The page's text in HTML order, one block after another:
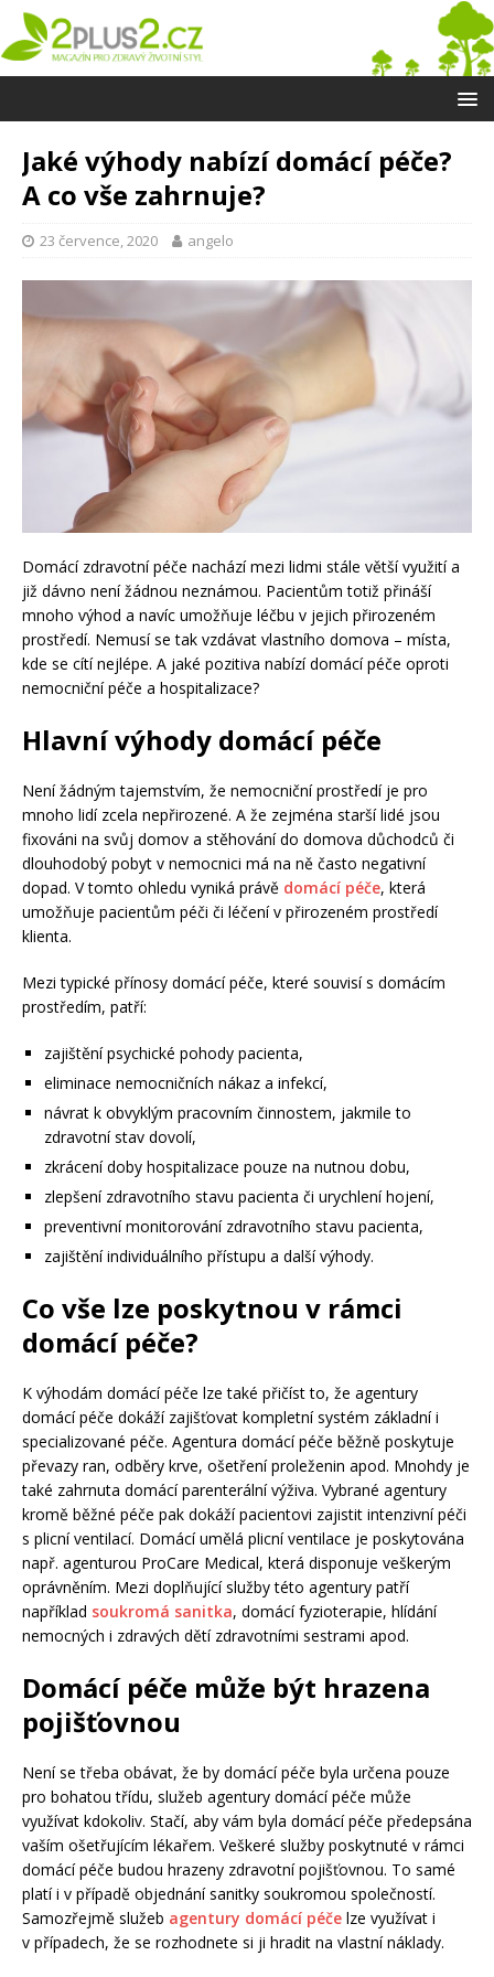
Jaké výhody nabízí domácí péče?
A co vše zahrnuje?
23 července, 2020 angelo
Domácí zdravotní péče nachází mezi lidmi stále větší využití a
již dávno není žádnou neznámou. Pacientům totiž přináší
mnoho výhod a navíc umožňuje léčbu v jejich přirozeném
prostředí. Nemusí se tak vzdávat vlastního domova – místa,
kde se cítí nejlépe. A jaké pozitiva nabízí domácí péče oproti
nemocniční péče a hospitalizace?
Hlavní výhody domácí péče
Není žádným tajemstvím, že nemocniční prostředí je pro
mnoho lidí zcela nepřirozené. A že zejména starší lidé jsou
fixováni na svůj domov a stěhování do domova důchodců či
dlouhodobý pobyt v nemocnici má na ně často negativní
dopad. V tomto ohledu vyniká právě domácí péče, která
umožňuje pacientům péči či léčení v přirozeném prostředí
klienta.
Mezi typické přínosy domácí péče, které souvisí s domácím
prostředím, patří:
zajištění psychické pohody pacienta,
eliminace nemocničních nákaz a infekcí,
návrat k obvyklým pracovním činnostem, jakmile to
zdravotní stav dovolí,
zkrácení doby hospitalizace pouze na nutnou dobu,
zlepšení zdravotního stavu pacienta či urychlení hojení,
preventivní monitorování zdravotního stavu pacienta,
zajištění individuálního přístupu a další výhody.
Co vše lze poskytnou v rámci
domácí péče?
K výhodám domácí péče lze také přičíst to, že agentury
domácí péče dokáží zajišťovat kompletní systém základní i
specializované péče. Agentura domácí péče běžně poskytuje
převazy ran, odběry krve, ošetření proleženin apod. Mnohdy je
také zahrnuta domácí parenterální výživa. Vybrané agentury
kromě běžné péče pak dokáží pacientovi zajistit intenzivní péči
s plicní ventilací. Domácí umělá plicní ventilace je poskytována
např. agenturou ProCare Medical, která disponuje veškerým
oprávněním. Mezi doplňující služby této agentury patří
například soukromá sanitka, domácí fyzioterapie, hlídání
nemocných i zdravých dětí zdravotními sestrami apod.
Domácí péče může být hrazena
pojišťovnou
Není se třeba obávat, že by domácí péče byla určena pouze
pro bohatou třídu, služeb agentury domácí péče může
využívat kdokoliv. Stačí, aby vám byla domácí péče předepsána
vaším ošetřujícím lékařem. Veškeré služby poskytnuté v rámci
domácí péče budou hrazeny zdravotní pojišťovnou. To samé
platí i v případě objednání sanitky soukromou společností.
Samozřejmě služeb agentury domácí péče lze využívat i
v případech, že se rozhodnete si ji hradit na vlastní náklady.